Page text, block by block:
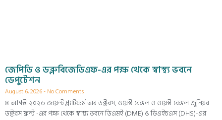
জেপিডি ও ডব্লুবিজেডিএফ-এর পক্ষ থেকে স্বাস্থ্য ভবনে
ডেপুটেশন
August 6, 2026 No Comments
৪ আগস্ট ২০২৬ জয়েন্ট প্ল্যাটফর্ম অব ডক্টরস, ওয়েস্ট বেঙ্গল ও ওয়েস্ট বেঙ্গল জুনিয়র
ডক্টরস ফ্রন্ট -এর পক্ষ থেকে স্বাস্থ্য ভবনে ডিএমই (DME) ও ডিএইচএস (DHS)-এর